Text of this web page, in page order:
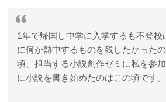
1年で帰国し中学に入学するも不登校
に何か熱中するものを残したかった
頃、担当する小説創作ゼミに私を参
に小説を書き始めたのはこの頃です。